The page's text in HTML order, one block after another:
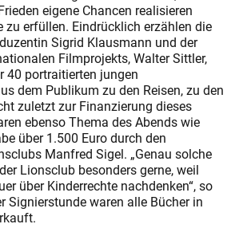
eigene Chancen realisieren
zu erfüllen. Eindrücklich erzählen die
Sigrid Klausmann und der
Filmprojekts, Walter Sittler,
40 portraitierten jungen
dem Publikum zu den Reisen, zu den
zuletzt zur Finanzierung dieses
ebenso Thema des Abends wie
über 1.500 Euro durch den
Manfred Sigel. „Genau solche
Lionsclub besonders gerne, weil
über Kinderrechte nachdenken“, so
Signierstunde waren alle Bücher in